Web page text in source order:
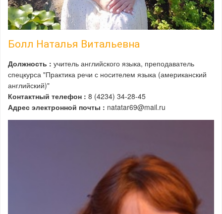
Болл Наталья Витальевна
Должность : учитель английского языка, преподаватель
спецкурса "Практика речи с носителем языка (американский
английский)"
Контактный телефон : 8 (4234) 34-28-45
Адрес электронной почты : natatar69@mail.ru